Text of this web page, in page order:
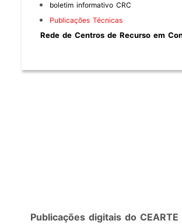
boletim informativo CRC
Publicações Técnicas
Rede de Centros de Recurso em
Publicações digitais do CEARTE